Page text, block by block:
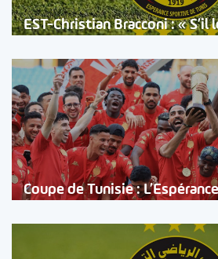
EST-Christian Bracconi : « S’il
Coupe de Tunisie :